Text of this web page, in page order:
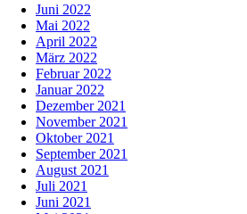
Juni 2022
Mai 2022
April 2022
März 2022
Februar 2022
Januar 2022
Dezember 2021
November 2021
Oktober 2021
September 2021
August 2021
Juli 2021
Juni 2021